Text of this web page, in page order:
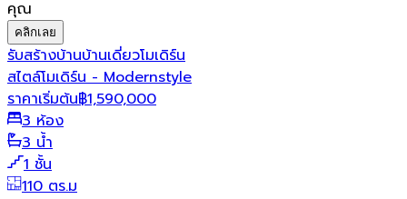
คุณ
คลิกเลย
รับสร้างบ้านบ้านเดี่ยวโมเดิร์น
สไตล์โมเดิร์น - Modernstyle
ราคาเริ่มต้น฿1,590,000
3 ห้อง
3 น้ำ
1 ชั้น
110 ตร.ม